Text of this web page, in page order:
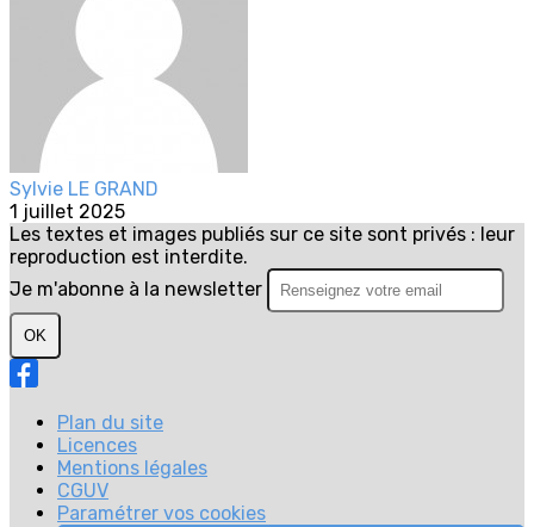
Sylvie LE GRAND
1 juillet 2025
Les textes et images publiés sur ce site sont privés : leur
reproduction est interdite.
Je m'abonne à la newsletter
OK
Plan du site
Licences
Mentions légales
CGUV
Paramétrer vos cookies